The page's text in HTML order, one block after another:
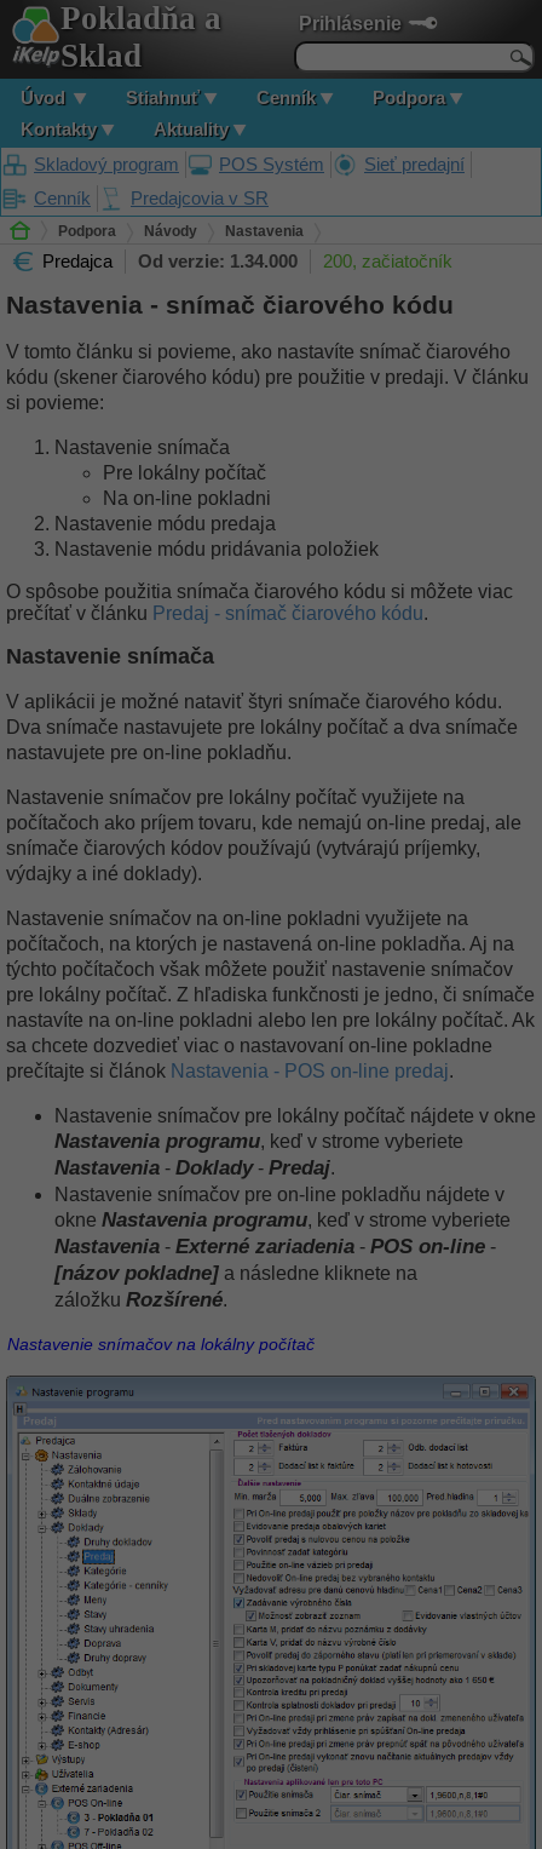
Prihlásenie
Pokladňa a
Sklad
Úvod Stiahnuť Cenník
Podpora
Kontakty
Aktuality
Skladový program
POS Systém
Sieť predajní
Cenník
Predajcovia v SR
Podpora Návody Nastavenia
Nastavenia - snímač čiarového kódu
Predajca Od verzie: 1.34.000 200, začiatočník
Nastavenia - snímač čiarového kódu
V tomto článku si povieme, ako nastavíte snímač čiarového
kódu (skener čiarového kódu) pre použitie v predaji. V článku
si povieme:
Nastavenie snímača
Pre lokálny počítač
Na on-line pokladni
Nastavenie módu predaja
Nastavenie módu pridávania položiek
O spôsobe použitia snímača čiarového kódu si môžete viac
prečítať v článku Predaj - snímač čiarového kódu.
Nastavenie snímača
V aplikácii je možné nataviť štyri snímače čiarového kódu.
Dva snímače nastavujete pre lokálny počítač a dva snímače
nastavujete pre on-line pokladňu.
Nastavenie snímačov pre lokálny počítač využijete na
počítačoch ako príjem tovaru, kde nemajú on-line predaj, ale
snímače čiarových kódov používajú (vytvárajú príjemky,
výdajky a iné doklady).
Nastavenie snímačov na on-line pokladni využijete na
počítačoch, na ktorých je nastavená on-line pokladňa. Aj na
týchto počítačoch však môžete použiť nastavenie snímačov
pre lokálny počítač. Z hľadiska funkčnosti je jedno, či snímače
nastavíte na on-line pokladni alebo len pre lokálny počítač. Ak
sa chcete dozvedieť viac o nastavovaní on-line pokladne
prečítajte si článok Nastavenia - POS on-line predaj.
Nastavenie snímačov pre lokálny počítač nájdete v okne
Nastavenia programu, keď v strome vyberiete
Nastavenia - Doklady- Predaj.
Nastavenie snímačov pre on-line pokladňu nájdete v
okne Nastavenia programu, keď v strome vyberiete
Nastavenia - Externé zariadenia - POS on-line -
[názov pokladne] a následne kliknete na
záložku Rozšírené.
Nastavenie snímačov na lokálny počítač